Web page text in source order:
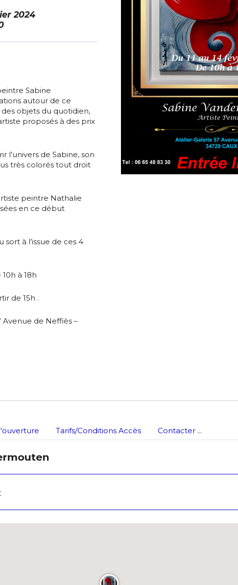
termes et conditions
termes et conditions
2024
Sabine
autour de ce
objets du quotidien,
proposés à des prix
l’univers de Sabine, son
très colorés tout droit
peintre Nathalie
en ce début
à l’issue de ces 4
à 18h
de 15h .
de Neffiès –
Tarifs/Conditions Accès Contacter ...